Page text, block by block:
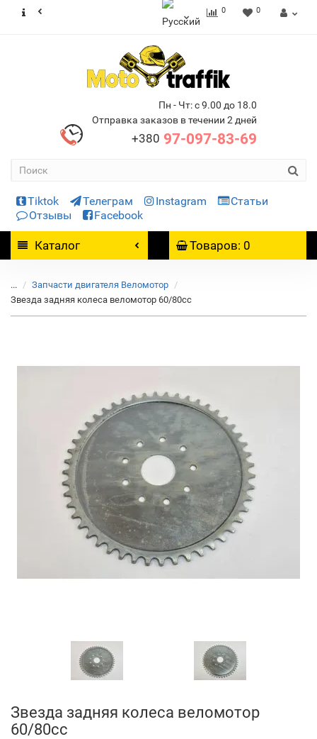
0 0
Пн - Чт: с 9.00 до 18.0
Отправка заказов в течении 2 дней
+380 97-097-83-69
Tiktok Телеграм Instagram
Статьи
Отзывы
Facebook
Каталог Товаров: 0
...
Запчасти двигателя Веломотор
Звезда задняя колеса веломотор 60/80сс
Звезда задняя колеса веломотор
60/80сс